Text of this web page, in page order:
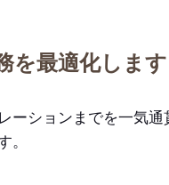
を最適化します
ションまでを一気通